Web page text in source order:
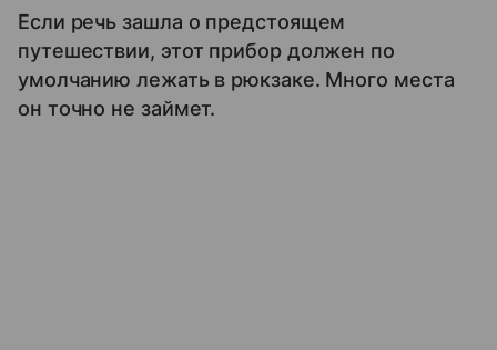
Если речь зашла о предстоящем
путешествии, этот прибор должен по
умолчанию лежать в рюкзаке. Много места
он точно не займет.